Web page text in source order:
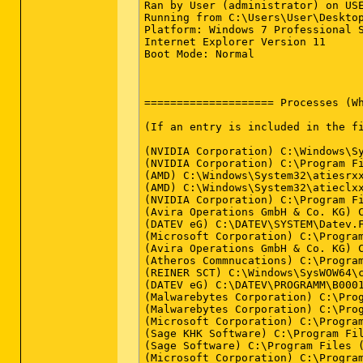
Ran by User (administrator) on
Running from
Platform: Windows 7 Professional
Internet Explorer Version 11
Boot Mode: Normal
==================== Processes
(If an entry is included in the
(NVIDIA Corporation)
(NVIDIA Corporation) C:\Program
(AMD)
(AMD)
(NVIDIA Corporation) C:\Program
(Avira Operations GmbH & Co.
(DATEV eG)
(Microsoft Corporation) C:\Program
(Avira Operations GmbH & Co.
(Atheros Commnucations)
(REINER SCT)
(DATEV eG)
(Malwarebytes Corporation)
(Malwarebytes Corporation)
(Microsoft Corporation) C:\Program
(Sage KHK Software) C:\Program
(Sage Software) C:\Program Files
(Microsoft Corporation)